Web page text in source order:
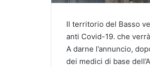
Il territorio del Basso
anti Covid-19. che
A darne l’annuncio,
dei medici di base